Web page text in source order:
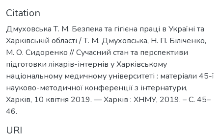
Citation
Дмуховська Т. М. Безпека та гігієна праці в Україні та
Харківській області / Т. М. Дмуховська, Н. П. Біліченко,
М. О. Сидоренко // Сучасний стан та перспективи
підготовки лікарів-інтернів у Харківському
національному медичному університеті : матеріали 45-ї
науково-методичної конференції з інтернатури,
Харків, 10 квітня 2019. — Харків : ХНМУ, 2019. – С. 45–
46.
URI